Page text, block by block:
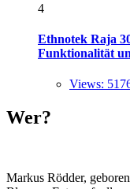
4
Ethnotek Raja
Funktionalität
Views:
Wer?
Markus Rödder,